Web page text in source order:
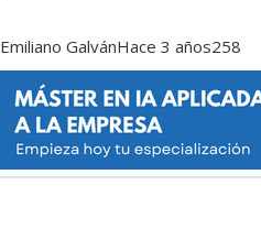
Emiliano GalvánHace 3 años258